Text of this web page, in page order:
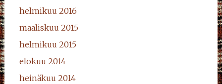
helmikuu 2016
maaliskuu 2015
helmikuu 2015
elokuu 2014
heinäkuu 2014